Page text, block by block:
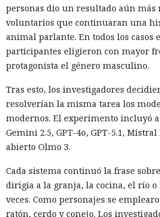
personas dio un resultado aún más
voluntarios que continuaran una
animal parlante. En todos los casos
participantes eligieron con mayor
protagonista el género masculino.
Tras esto, los investigadores
resolverían la misma tarea los
modernos. El experimento incluyó a
Gemini 2.5, GPT-4o, GPT-5.1,
abierto Olmo 3.
Cada sistema continuó la frase
dirigía a la granja, la cocina, el río
veces. Como personajes se
ratón, cerdo y conejo. Los